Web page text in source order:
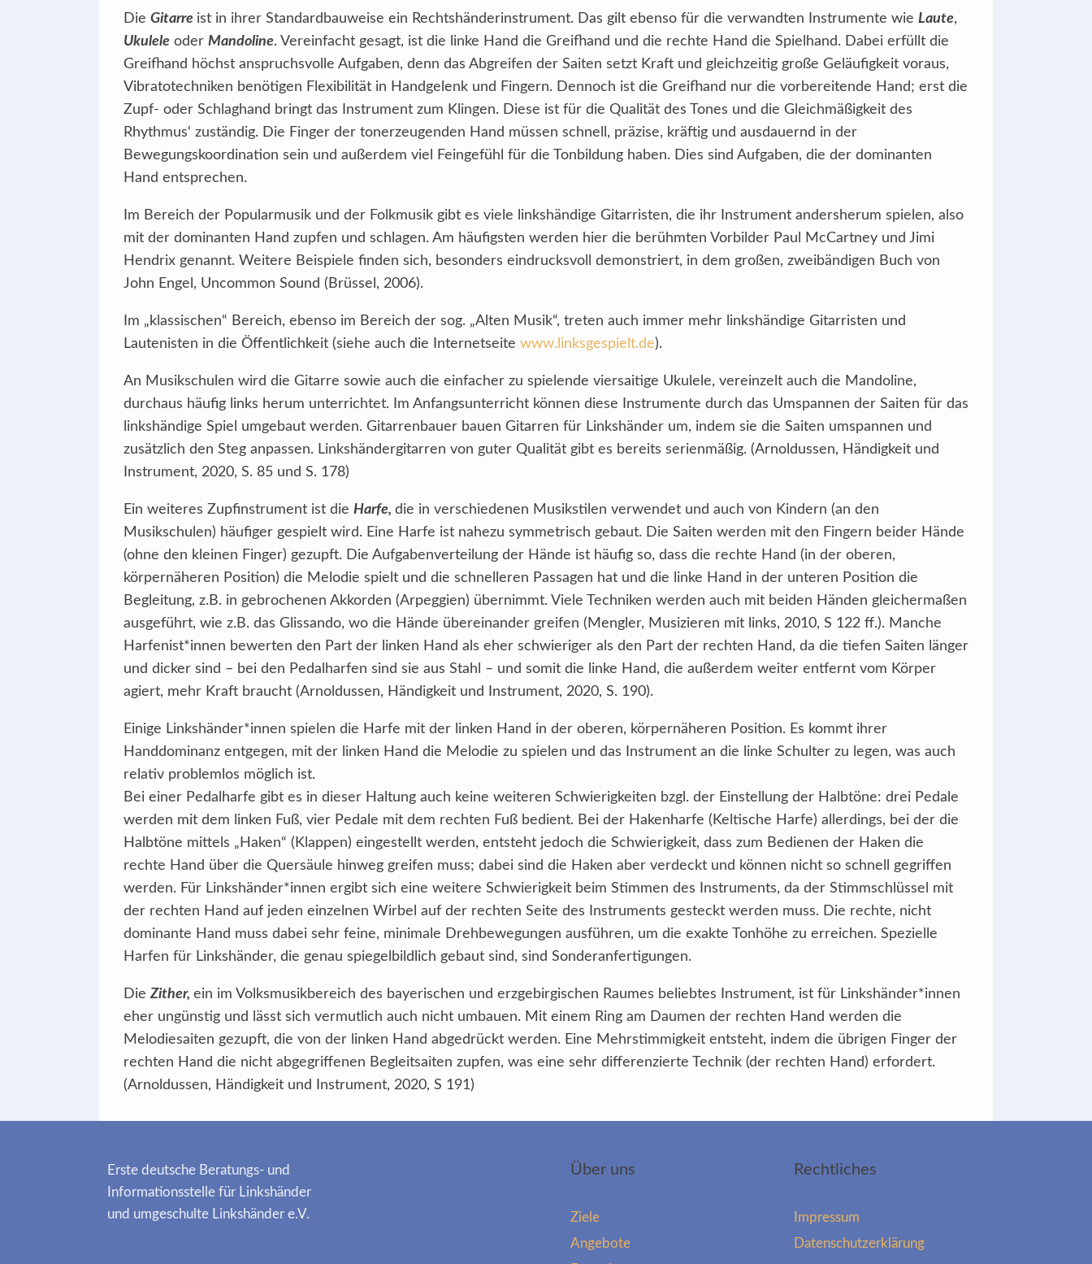
Die Gitarre ist in ihrer Standardbauweise ein Rechtshänderinstrument. Das gilt ebenso für die verwandten Instrumente wie Laute,
Ukulele oder Mandoline. Vereinfacht gesagt, ist die linke Hand die Greifhand und die rechte Hand die Spielhand. Dabei erfüllt die
Greifhand höchst anspruchsvolle Aufgaben, denn das Abgreifen der Saiten setzt Kraft und gleichzeitig große Geläufigkeit voraus,
Vibratotechniken benötigen Flexibilität in Handgelenk und Fingern. Dennoch ist die Greifhand nur die vorbereitende Hand; erst die
Zupf- oder Schlaghand bringt das Instrument zum Klingen. Diese ist für die Qualität des Tones und die Gleichmäßigkeit des
Rhythmus‘ zuständig. Die Finger der tonerzeugenden Hand müssen schnell, präzise, kräftig und ausdauernd in der
Bewegungskoordination sein und außerdem viel Feingefühl für die Tonbildung haben. Dies sind Aufgaben, die der dominanten
Hand entsprechen.
Im Bereich der Popularmusik und der Folkmusik gibt es viele linkshändige Gitarristen, die ihr Instrument andersherum spielen, also
mit der dominanten Hand zupfen und schlagen. Am häufigsten werden hier die berühmten Vorbilder Paul McCartney und Jimi
Hendrix genannt. Weitere Beispiele finden sich, besonders eindrucksvoll demonstriert, in dem großen, zweibändigen Buch von
John Engel, Uncommon Sound (Brüssel, 2006).
Im „klassischen“ Bereich, ebenso im Bereich der sog. „Alten Musik“, treten auch immer mehr linkshändige Gitarristen und
Lautenisten in die Öffentlichkeit (siehe auch die Internetseite www.linksgespielt.de).
An Musikschulen wird die Gitarre sowie auch die einfacher zu spielende viersaitige Ukulele, vereinzelt auch die Mandoline,
durchaus häufig links herum unterrichtet. Im Anfangsunterricht können diese Instrumente durch das Umspannen der Saiten für das
linkshändige Spiel umgebaut werden. Gitarrenbauer bauen Gitarren für Linkshänder um, indem sie die Saiten umspannen und
zusätzlich den Steg anpassen. Linkshändergitarren von guter Qualität gibt es bereits serienmäßig. (Arnoldussen, Händigkeit und
Instrument, 2020, S. 85 und S. 178)
Ein weiteres Zupfinstrument ist die Harfe, die in verschiedenen Musikstilen verwendet und auch von Kindern (an den
Musikschulen) häufiger gespielt wird. Eine Harfe ist nahezu symmetrisch gebaut. Die Saiten werden mit den Fingern beider Hände
(ohne den kleinen Finger) gezupft. Die Aufgabenverteilung der Hände ist häufig so, dass die rechte Hand (in der oberen,
körpernäheren Position) die Melodie spielt und die schnelleren Passagen hat und die linke Hand in der unteren Position die
Begleitung, z.B. in gebrochenen Akkorden (Arpeggien) übernimmt. Viele Techniken werden auch mit beiden Händen gleichermaßen
ausgeführt, wie z.B. das Glissando, wo die Hände übereinander greifen (Mengler, Musizieren mit links, 2010, S 122 ff.). Manche
Harfenist*innen bewerten den Part der linken Hand als eher schwieriger als den Part der rechten Hand, da die tiefen Saiten länger
und dicker sind – bei den Pedalharfen sind sie aus Stahl – und somit die linke Hand, die außerdem weiter entfernt vom Körper
agiert, mehr Kraft braucht (Arnoldussen, Händigkeit und Instrument, 2020, S. 190).
Einige Linkshänder*innen spielen die Harfe mit der linken Hand in der oberen, körpernäheren Position. Es kommt ihrer
Handdominanz entgegen, mit der linken Hand die Melodie zu spielen und das Instrument an die linke Schulter zu legen, was auch
relativ problemlos möglich ist.
Bei einer Pedalharfe gibt es in dieser Haltung auch keine weiteren Schwierigkeiten bzgl. der Einstellung der Halbtöne: drei Pedale
werden mit dem linken Fuß, vier Pedale mit dem rechten Fuß bedient. Bei der Hakenharfe (Keltische Harfe) allerdings, bei der die
Halbtöne mittels „Haken“ (Klappen) eingestellt werden, entsteht jedoch die Schwierigkeit, dass zum Bedienen der Haken die
rechte Hand über die Quersäule hinweg greifen muss; dabei sind die Haken aber verdeckt und können nicht so schnell gegriffen
werden. Für Linkshänder*innen ergibt sich eine weitere Schwierigkeit beim Stimmen des Instruments, da der Stimmschlüssel mit
der rechten Hand auf jeden einzelnen Wirbel auf der rechten Seite des Instruments gesteckt werden muss. Die rechte, nicht
dominante Hand muss dabei sehr feine, minimale Drehbewegungen ausführen, um die exakte Tonhöhe zu erreichen. Spezielle
Harfen für Linkshänder, die genau spiegelbildlich gebaut sind, sind Sonderanfertigungen.
DieZither, ein im Volksmusikbereich des bayerischen und erzgebirgischen Raumes beliebtes Instrument, ist für Linkshänder*innen
eher ungünstig und lässt sich vermutlich auch nicht umbauen. Mit einem Ring am Daumen der rechten Hand werden die
Melodiesaiten gezupft, die von der linken Hand abgedrückt werden. Eine Mehrstimmigkeit entsteht, indem die übrigen Finger der
rechten Hand die nicht abgegriffenen Begleitsaiten zupfen, was eine sehr differenzierte Technik (der rechten Hand) erfordert.
(Arnoldussen, Händigkeit und Instrument, 2020, S 191)
Erste deutsche Beratungs- und
Informationsstelle für Linkshänder
und umgeschulte Linkshänder e.V.
Über uns
Ziele
Angebote
Rechtliches
Impressum
Datenschutzerklärung